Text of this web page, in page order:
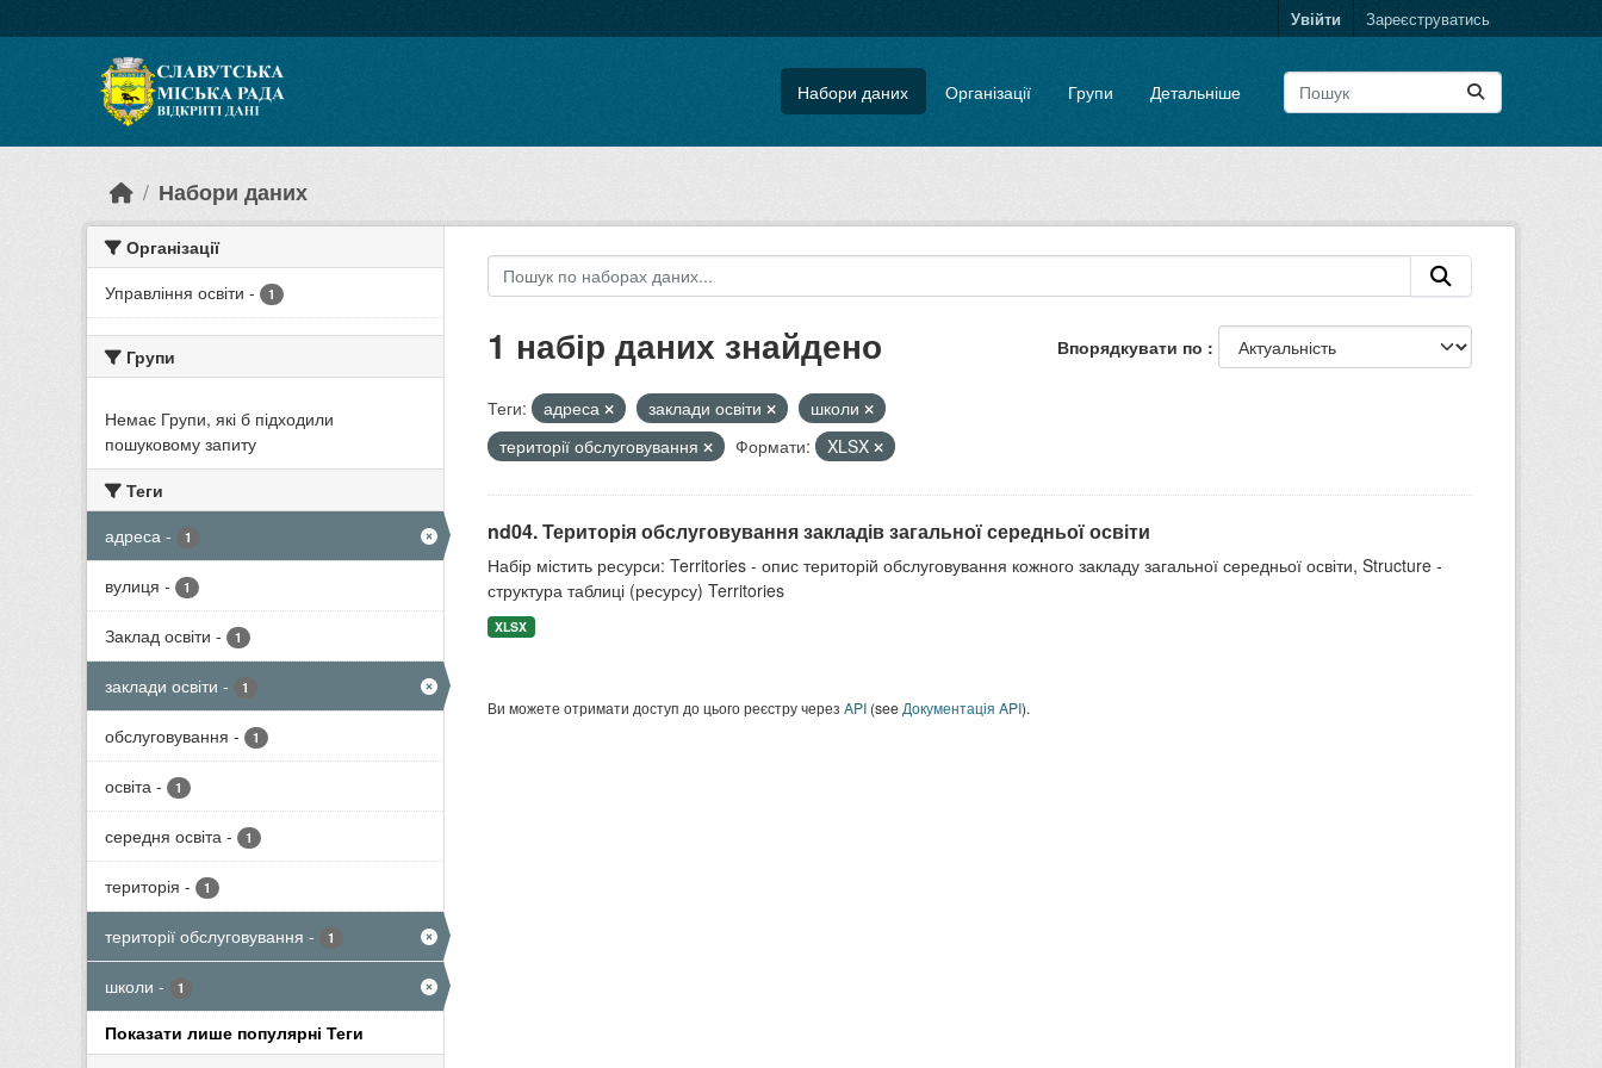
Увійти Зареєструватись
Набори даних Організації Групи Детальніше
Набори даних
Організації
Управління освіти - 1
Групи
Немає Групи, які б підходили
пошуковому запиту
Теги
адреса - 1
вулиця - 1
Заклад освіти - 1
заклади освіти - 1
обслуговування - 1
освіта - 1
середня освіта - 1
територія - 1
території обслуговування - 1
школи - 1
Показати лише популярні Теги
Впорядкувати по
1 набір даних знайдено
Теги: адреса заклади освіти
школи
території обслуговування
Формати: XLSX
nd04. Територія обслуговування закладів загальної середньої освіти
Набір містить ресурси: Territories - опис територій обслуговування кожного закладу загальної середньої освіти, Structure -
структура таблиці (ресурсу) Territories
XLSX
Ви можете отримати доступ до цього реєстру через API(see Документація API).